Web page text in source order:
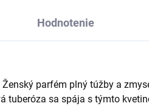
Hodnotenie
parfém plný túžby a
tuberóza sa spája s týmto